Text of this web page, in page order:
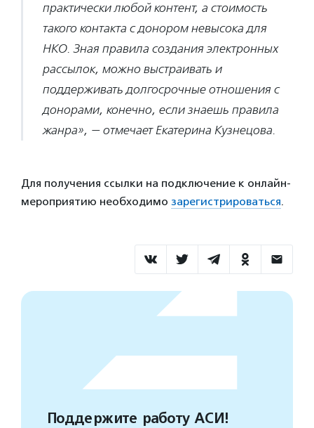
практически любой контент, а стоимость
такого контакта с донором невысока для
НКО. Зная правила создания электронных
рассылок, можно выстраивать и
поддерживать долгосрочные отношения с
донорами, конечно, если знаешь правила
жанра», — отмечает Екатерина Кузнецова.
Для получения ссылки на подключение к онлайн-
мероприятию необходимо зарегистрироваться.
Поддержите работу АСИ!